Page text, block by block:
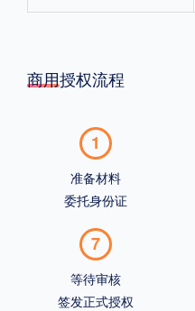
商用授权流程
1
准备材料
委托身份证
7
等待审核
签发正式授权